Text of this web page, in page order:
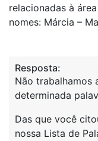
relacionadas à
nomes: Márcia –
Resposta:
Não trabalhamos
determinada
Das que você
nossa Lista de